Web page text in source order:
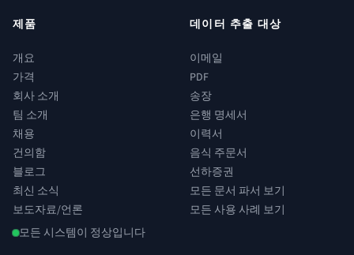
제품
개요
가격
회사 소개
팀 소개
채용
건의함
블로그
최신 소식
보도자료/언론
모든 시스템이 정상입니다
데이터 추출 대상
이메일
PDF
송장
은행 명세서
이력서
음식 주문서
선하증권
모든 문서 파서 보기
모든 사용 사례 보기